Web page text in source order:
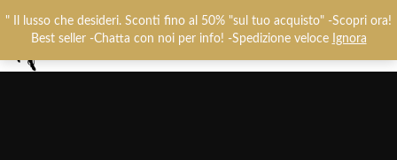
" Il lusso che desideri. Sconti fino al 50% "sul tuo acquisto" -Scopri ora!
Best seller -Chatta con noi per info! -Spedizione veloce Ignora
0